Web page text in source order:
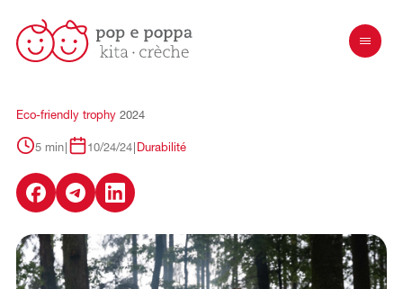
Eco-friendly trophy 2024
5 min 10/24/24 Durabilité